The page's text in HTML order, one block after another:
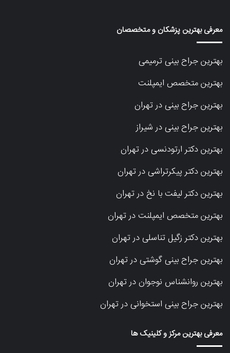
معرفی بهترین پزشکان و متخصصان
بهترین جراح بینی ترمیمی
بهترین متخصص ایمپلنت
بهترین جراح بینی در تهران
بهترین جراح بینی در شیراز
بهترین دکتر ارتودنسی در تهران
بهترین دکتر پیکرتراشی در تهران
بهترین دکتر لیفت با نخ در تهران
بهترین متخصص ایمپلنت در تهران
بهترین دکتر زگیل تناسلی در تهران
بهترین جراح بینی گوشتی در تهران
بهترین روانشناس نوجوان در تهران
بهترین جراح بینی استخوانی در تهران
معرفی بهترین مرکز و کلینیک ها